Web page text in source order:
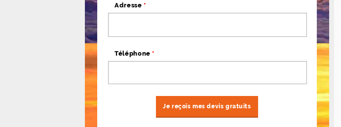
Adresse*
Téléphone*